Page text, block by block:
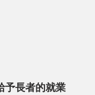
予長者的就業